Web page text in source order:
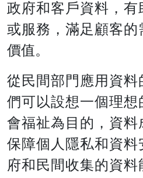
政府和客戶資料，
或服務，滿足顧客的
價值。
從民間部門應用資
們可以設想一個理
會福祉為目的，資
保障個人隱私和資
府和民間收集的資